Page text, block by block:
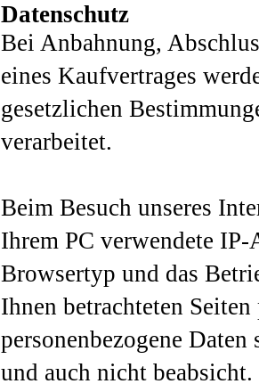
Datenschutz
Bei Anbahnung,
eines Kaufvertrages
gesetzlichen
verarbeitet.
Beim Besuch unseres
Ihrem PC verwendete
Browsertyp und das
Ihnen betrachteten
personenbezogene
und auch nicht beabsicht.